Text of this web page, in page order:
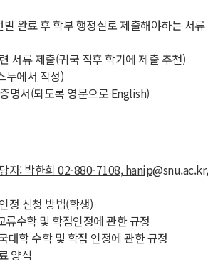
완료 후 학부 행정실로 제출해야하는 서류
서류 제출(귀국 직후 학기에 제출 추천)
누에서 작성)
명서(되도록 영문으로 English)
자: 박한희 02-880-7108, hanip@snu.ac.kr,
정 신청 방법(학생)
수학 및 학점인정에 관한 규정
학 수학 및 학점 인정에 관한 규정
양식